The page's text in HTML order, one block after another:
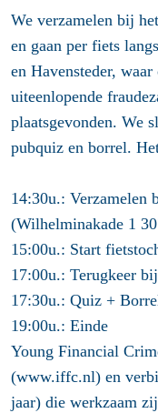
We verzamelen bij
en gaan per fiets
en Havensteder,
uiteenlopende
plaatsgevonden. We
pubquiz en borrel.
14:30u.: Verzamelen
(Wilhelminakade 1
15:00u.: Start
17:00u.: Terugkeer
17:30u.: Quiz +
19:00u.: Einde
Young Financial
(www.iffc.nl) en
jaar) die werkzaam